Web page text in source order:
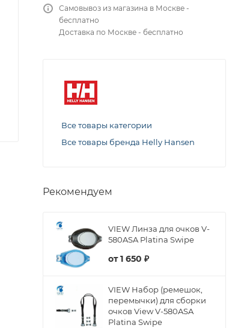
Самовывоз из магазина в Москве -
бесплатно
Доставка по Москве - бесплатно
Все товары категории
Все товары бренда Helly Hansen
Рекомендуем
VIEW Линза для очков V-
580ASA Platina Swipe
от1 650 ₽
VIEW Набор (ремешок,
перемычки) для сборки
очков View V-580ASA
Platina Swipe